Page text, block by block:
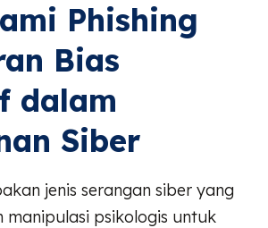
Phishing
Bias
dalam
Siber
jenis serangan siber yang
manipulasi psikologis untuk